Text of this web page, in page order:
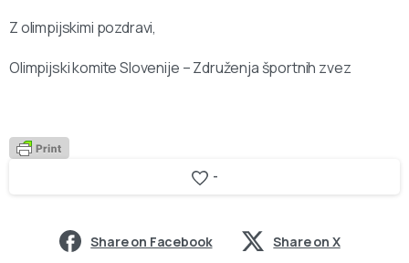
Z olimpijskimi pozdravi,
Olimpijski komite Slovenije – Združenja športnih zvez
-
Share on Facebook Share on X